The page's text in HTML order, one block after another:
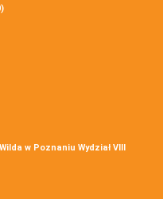
w Poznaniu Wydział VIII